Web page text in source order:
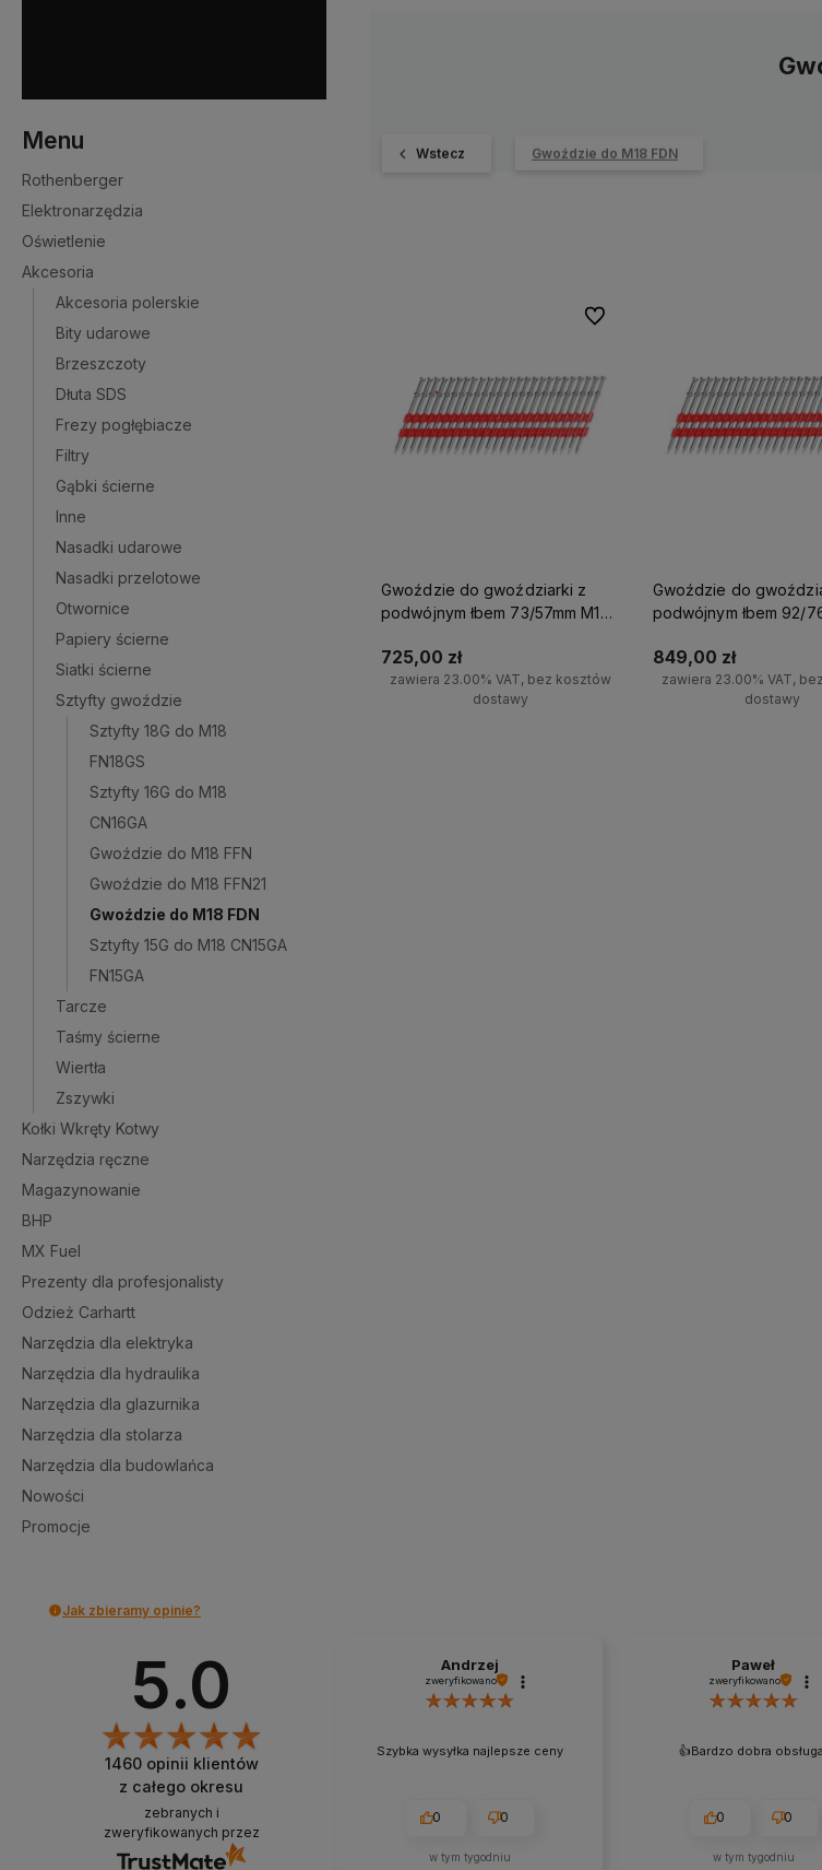
Menu
Rothenberger
Elektronarzędzia
Oświetlenie
Akcesoria
Akcesoria polerskie
Bity udarowe
Brzeszczoty
Dłuta SDS
Frezy pogłębiacze
Filtry
Gąbki ścierne
Inne
Nasadki udarowe
Nasadki przelotowe
Otwornice
Papiery ścierne
Siatki ścierne
Sztyfty gwoździe
Sztyfty 18G do M18
FN18GS
Sztyfty 16G do M18
CN16GA
Gwoździe do M18 FFN
Gwoździe do M18 FFN21
Gwoździe do M18 FDN
Sztyfty 15G do M18 CN15GA
FN15GA
Tarcze
Taśmy ścierne
Wiertła
Zszywki
Kołki Wkręty Kotwy
Narzędzia ręczne
Magazynowanie
BHP
MX Fuel
Prezenty dla profesjonalisty
Odzież Carhartt
Narzędzia dla elektryka
Narzędzia dla hydraulika
Narzędzia dla glazurnika
Narzędzia dla stolarza
Narzędzia dla budowlańca
Nowości
Promocje
Wstecz Gwoździe do M18 FDN
Gwoździe do gwoździarki z
podwójnym łbem 73/57mm M18
725,00 zł
zawiera 23.00% VAT, bez kosztów
dostawy
Do ulubionych
Gwoździe do
podwójnym łbem 92/
849,00 zł
zawiera 23.00% VAT,
dostawy
Jak zbieramy opinie?
5.0
1460opinii klientów
z całego okresu
zebranych i
zweryfikowanych przez
Andrzej
zweryfikowano
Szybka wysyłka najlepsze ceny
0 0
w tym tygodniu
Paweł
zweryfikowano
👍️Bardzo dobra
0 0
w tym tygodniu